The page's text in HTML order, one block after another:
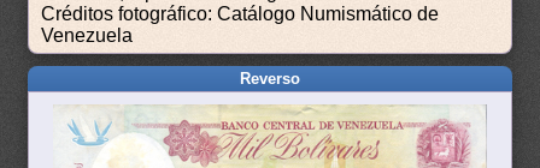
Créditos fotográfico: Catálogo Numismático de
Venezuela
Reverso